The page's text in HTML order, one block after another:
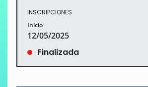
INSCRIPCIONES
Inicio
12/05/2025
Finalizada